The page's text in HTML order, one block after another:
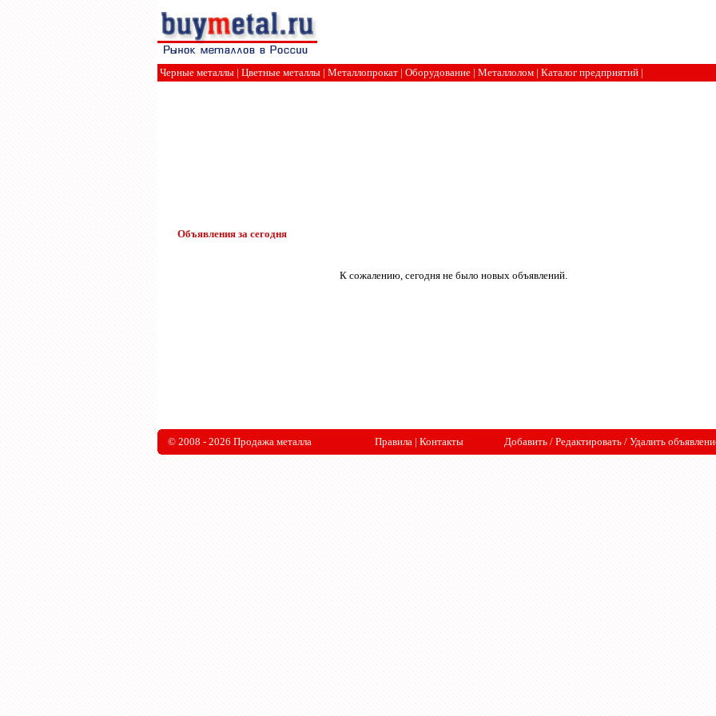
Черные металлы | Цветные металлы | Металлопрокат | Оборудование | Металлолом | Каталог предприятий |
Объявления за сегодня
К сожалению, сегодня не было новых объявлений.
© 2008 - 2026 Продажа металла Правила | Контакты Добавить / Редактировать / Удалить